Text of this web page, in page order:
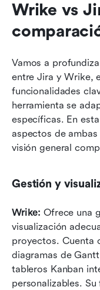
Wrike vs
Vamos a
entre Jira y Wrike,
funcionalidades
herramienta se
específicas. En
aspectos de
visión general
Gestión y
Wrike: Ofrece una
visualización
proyectos. Cuenta
diagramas de
tableros Kanban
personalizables.